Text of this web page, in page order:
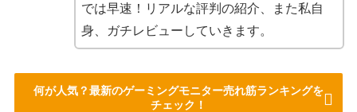
では早速！リアルな評判の紹介、また私自
身、ガチレビューしていきます。
何が人気？最新のゲーミングモニター売れ筋ランキングを
チェック！